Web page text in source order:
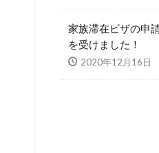
家族滞在ビザの申
を受けました！
2020年12月16日